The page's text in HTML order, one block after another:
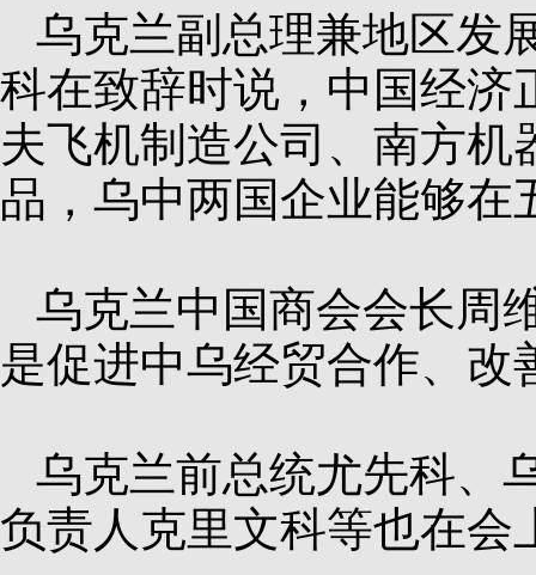
乌克兰副总理兼地区发
科在致辞时说，中国经济
夫飞机制造公司、南方
品，乌中两国企业能够
乌克兰中国商会会长周
是促进中乌经贸合作、
乌克兰前总统尤先科、
负责人克里文科等也在会